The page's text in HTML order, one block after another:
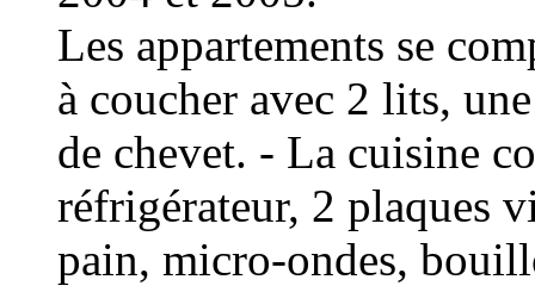
Les appartements se
à coucher avec 2 lits,
de chevet. - La cuisine
réfrigérateur, 2 plaques
pain, micro-ondes,